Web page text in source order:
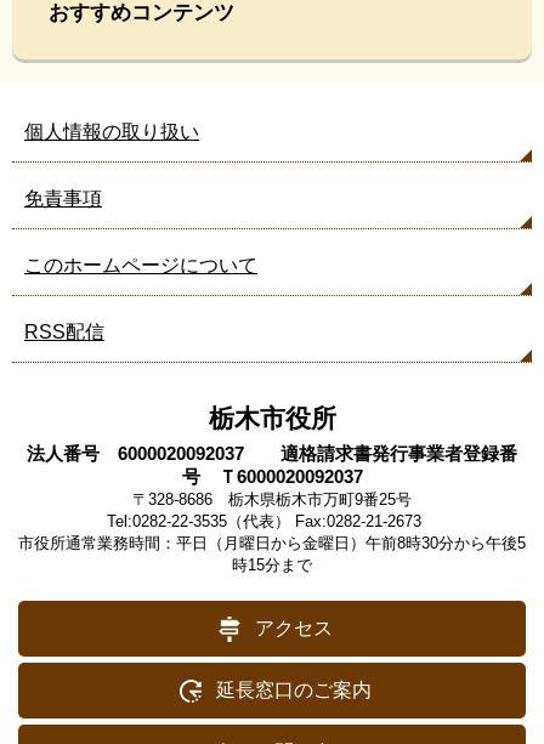
おすすめコンテンツ
個人情報の取り扱い
免責事項
このホームページについて
RSS配信
栃木市役所
法人番号 6000020092037 適格請求書発行事業者登録番
号 Ｔ6000020092037
〒328-8686 栃木県栃木市万町9番25号
Tel:0282-22-3535（代表） Fax:0282-21-2673
市役所通常業務時間：平日（月曜日から金曜日）午前8時30分から午後5
時15分まで
アクセス
延長窓口のご案内